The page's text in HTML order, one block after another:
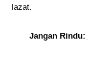
lazat.
Jangan Rindu: